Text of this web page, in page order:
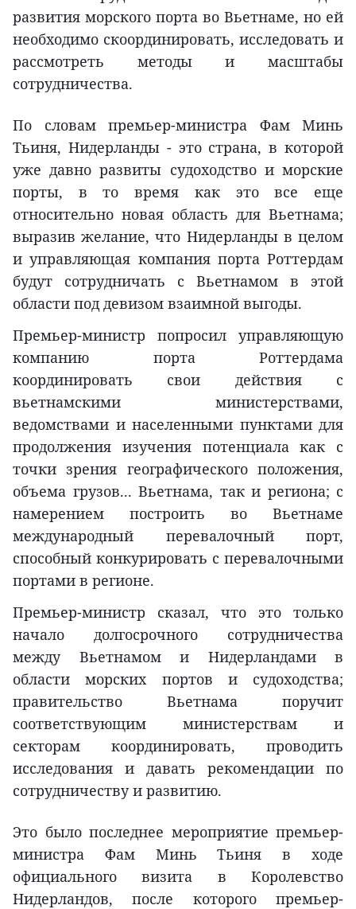
развития морского порта во Вьетнаме, но ей
необходимо скоординировать, исследовать и
рассмотреть методы и масштабы
сотрудничества.
По словам премьер-министра Фам Минь
Тьиня, Нидерланды - это страна, в которой
уже давно развиты судоходство и морские
порты, в то время как это все еще
относительно новая область для Вьетнама;
выразив желание, что Нидерланды в целом
и управляющая компания порта Роттердам
будут сотрудничать с Вьетнамом в этой
области под девизом взаимной выгоды.
Премьер-министр попросил управляющую
компанию порта Роттердама
координировать свои действия с
вьетнамскими министерствами,
ведомствами и населенными пунктами для
продолжения изучения потенциала как с
точки зрения географического положения,
объема грузов... Вьетнама, так и региона; с
намерением построить во Вьетнаме
международный перевалочный порт,
способный конкурировать с перевалочными
портами в регионе.
Премьер-министр сказал, что это только
начало долгосрочного сотрудничества
между Вьетнамом и Нидерландами в
области морских портов и судоходства;
правительство Вьетнама поручит
соответствующим министерствам и
секторам координировать, проводить
исследования и давать рекомендации по
сотрудничеству и развитию.
Это было последнее мероприятие премьер-
министра Фам Минь Тьиня в ходе
официального визита в Королевство
Нидерландов, после которого премьер-